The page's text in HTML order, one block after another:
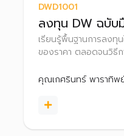
DWD1001
ลงทุน DW ฉบับ
เรียนรู้พื้นฐานการลงทุ
ของราคา ตลอดจนวิธี
คุณเกศรินทร์ พาราทิพ